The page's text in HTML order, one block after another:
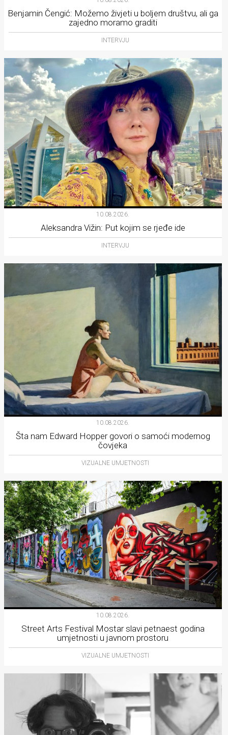
Benjamin Čengić: Možemo živjeti u boljem društvu, ali ga
zajedno moramo graditi
INTERVJU
10.08.2026.
Aleksandra Vižin: Put kojim se rjeđe ide
INTERVJU
10.08.2026.
Šta nam Edward Hopper govori o samoći modernog
čovjeka
VIZUALNE UMJETNOSTI
10.08.2026.
Street Arts Festival Mostar slavi petnaest godina
umjetnosti u javnom prostoru
VIZUALNE UMJETNOSTI